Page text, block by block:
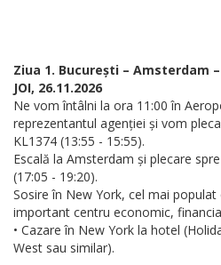
Ziua 1. București – Amsterdam
JOI, 26.11.2026
Ne vom întâlni la ora 11:00 în
reprezentantul agenției și vom
KL1374 (13:55 - 15:55).
Escală la Amsterdam și plecare
(17:05 - 19:20).
Sosire în New York, cel mai
important centru economic,
• Cazare în New York la hotel
West sau similar).